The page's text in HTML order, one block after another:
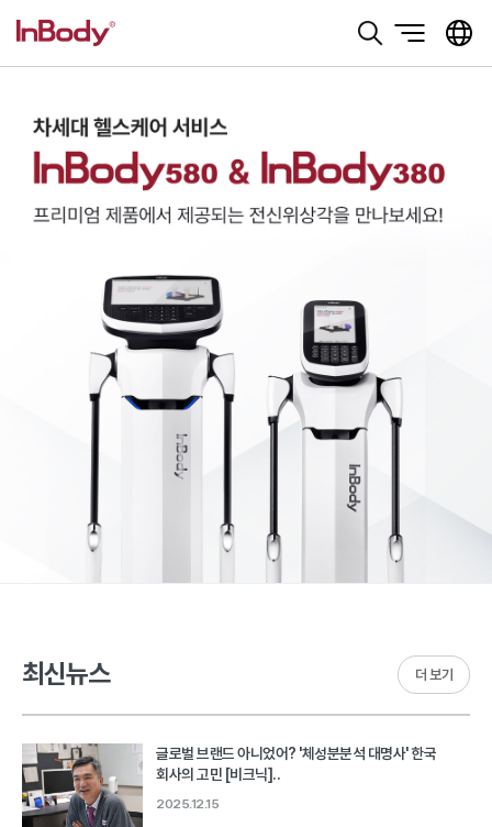
최신뉴스
글로벌 브랜드 아니었어? '체성분분석 대명사' 한국
회사의 고민 [비크닉]..
2025.12.15
더 보기